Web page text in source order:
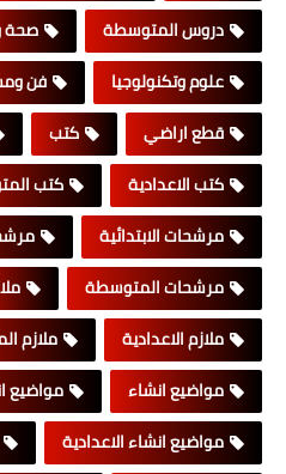
دروس المتوسطة
علوم وتكنولوجيا
فن
قطع اراضي
كتب
كتب الاعدادية
كتب
مرشحات الابتدائية
مرشحات المتوسطة
ملازم الاعدادية
ملازم
مواضيع انشاء
مواضيع
مواضيع انشاء الاعدادية